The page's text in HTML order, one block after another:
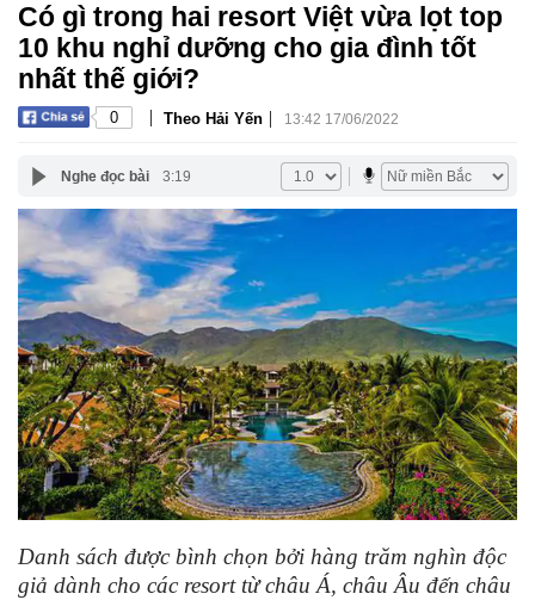
Có gì trong hai resort Việt vừa lọt top
10 khu nghỉ dưỡng cho gia đình tốt
nhất thế giới?
0 | Theo Hải Yến | 13:42 17/06/2022
Nghe đọc bài 3:19
Danh sách được bình chọn bởi hàng trăm nghìn độc
giả dành cho các resort từ châu Á, châu Âu đến châu